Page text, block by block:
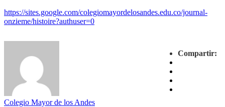
https://sites.google.com/colegiomayordelosandes.edu.co/journal-
onzieme/histoire?authuser=0
Compartir:
Colegio Mayor de los Andes